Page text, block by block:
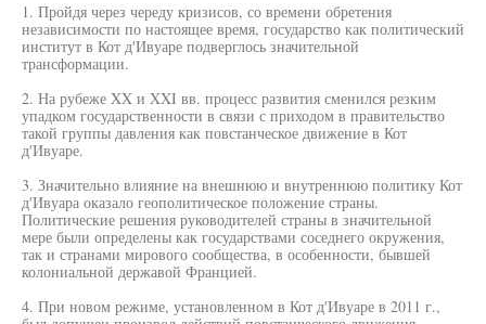
1. Пройдя через череду кризисов, со времени обретения
независимости по настоящее время, государство как политический
институт в Кот д'Ивуаре подверглось значительной
трансформации.
2. На рубеже XX и XXI вв. процесс развития сменился резким
упадком государственности в связи с приходом в правительство
такой группы давления как повстанческое движение в Кот
д'Ивуаре.
3. Значительно влияние на внешнюю и внутреннюю политику Кот
д'Ивуара оказало геополитическое положение страны.
Политические решения руководителей страны в значительной
мере были определены как государствами соседнего окружения,
так и странами мирового сообщества, в особенности, бывшей
колониальной державой Францией.
4. При новом режиме, установленном в Кот д'Ивуаре в 2011 г.,